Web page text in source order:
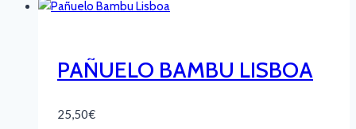
PAÑUELO BAMBU LISBOA
25,50€